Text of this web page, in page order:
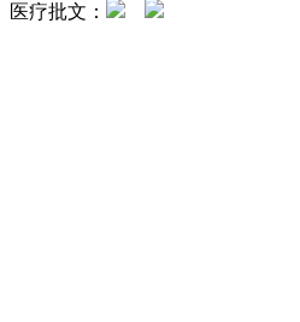
医疗批文：